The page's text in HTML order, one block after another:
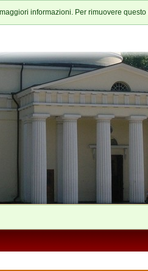
informazioni. Per rimuovere